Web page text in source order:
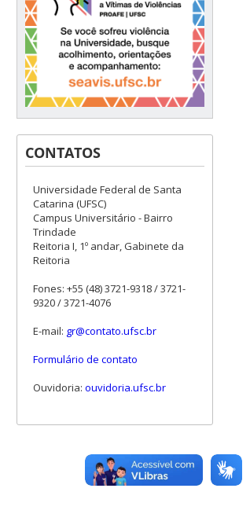
CONTATOS
Universidade Federal de Santa
Catarina (UFSC)
Campus Universitário - Bairro
Trindade
Reitoria I, 1º andar, Gabinete da
Reitoria
Fones: +55 (48) 3721-9318 / 3721-
9320 / 3721-4076
E-mail: gr@contato.ufsc.br
Formulário de contato
Ouvidoria: ouvidoria.ufsc.br